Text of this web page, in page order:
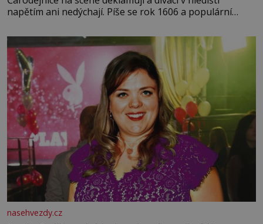
napětím ani nedýchají. Píše se rok 1606 a populární
Tragédii o Macbethovi. Napsal ji pro krále Jakuba I., jenž
v roce 1603 vystřídal
nasehvezdy.cz